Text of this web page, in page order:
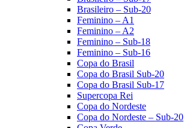
Brasileiro – Sub-20
Feminino – A1
Feminino – A2
Feminino – Sub-18
Feminino – Sub-16
Copa do Brasil
Copa do Brasil Sub-20
Copa do Brasil Sub-17
Supercopa Rei
Copa do Nordeste
Copa do Nordeste – Sub-20